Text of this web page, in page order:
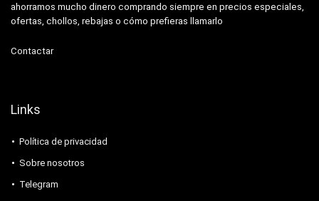
ahorramos mucho dinero comprando siempre en precios especiales,
ofertas, chollos, rebajas o cómo prefieras llamarlo
Contactar
Links
Política de privacidad
Sobre nosotros
Telegram